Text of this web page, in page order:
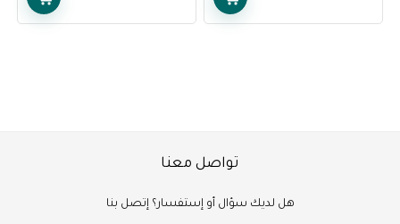
تواصل معنا
هل لديك سؤال أو إستفسار؟ إتصل بنا